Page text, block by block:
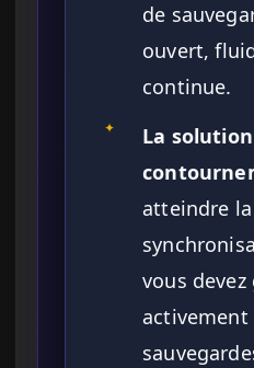
de
ouvert,
continue.
✦
La
atteindre la
vous devez
activement